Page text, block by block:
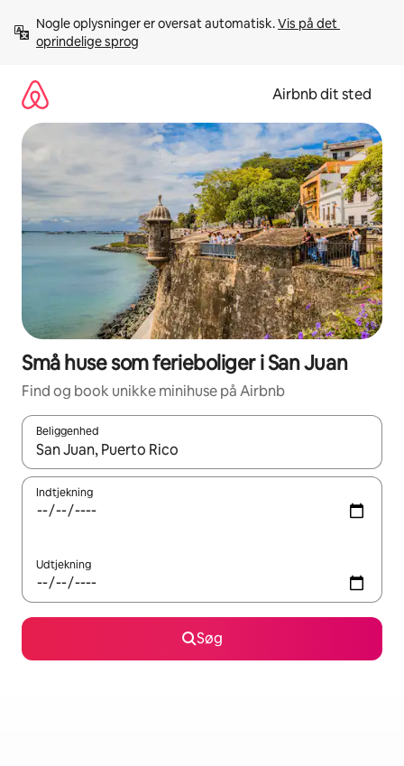
videre
Nogle oplysninger er oversat automatisk. Vis på det
oprindelige sprog
Airbnb dit sted
Små huse som ferieboliger i San Juan
Find og book unikke minihuse på Airbnb
Beliggenhed
Når resultaterne er tilgængelige, skal du navigere med
Indtjekning
Udtjekning
Søg